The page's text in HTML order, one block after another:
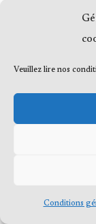
Veuillez lire nos
Conditions